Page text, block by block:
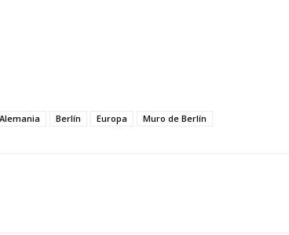
Alemania Berlín Europa Muro de Berlín